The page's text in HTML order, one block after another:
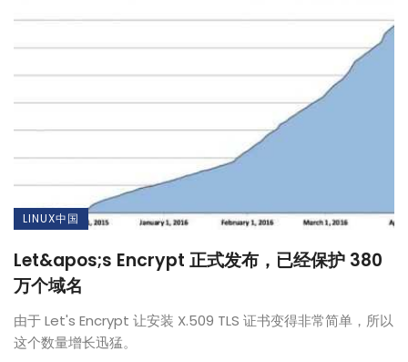
LINUX中国
Let&apos;s Encrypt 正式发布，已经保护 380
万个域名
由于 Let's Encrypt 让安装 X.509 TLS 证书变得非常简单，所以
这个数量增长迅猛。